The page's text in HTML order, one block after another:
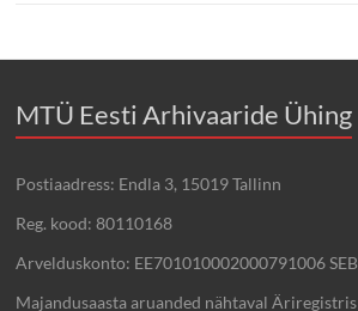
MTÜ Eesti Arhivaaride Ühing
Postiaadress: Endla 3, 15019 Tallinn
Reg. kood: 80110168
Arvelduskonto: EE701010002000791006 SEB
Majandusaasta aruanded nähtaval Äriregistris